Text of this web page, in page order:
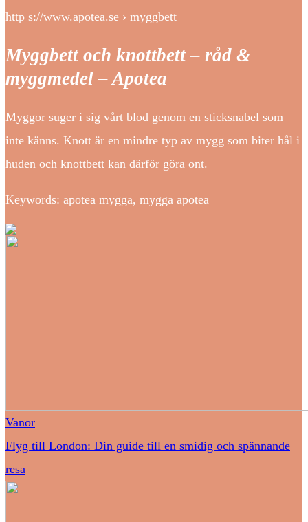
http s://www.apotea.se › myggbett
Myggbett och knottbett – råd &
myggmedel – Apotea
Myggor suger i sig vårt blod genom en sticksnabel som
inte känns. Knott är en mindre typ av mygg som biter hål i
huden och knottbett kan därför göra ont.
Keywords: apotea mygga, mygga apotea
Vanor
Flyg till London: Din guide till en smidig och spännande
resa